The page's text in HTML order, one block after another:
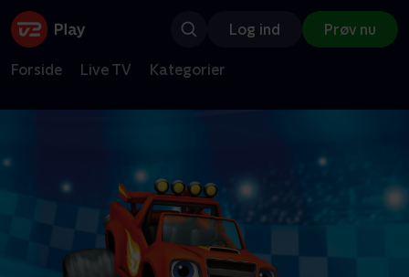
Log ind Prøv nu
Forside Live TV Kategorier